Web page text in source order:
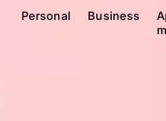
Personal Business